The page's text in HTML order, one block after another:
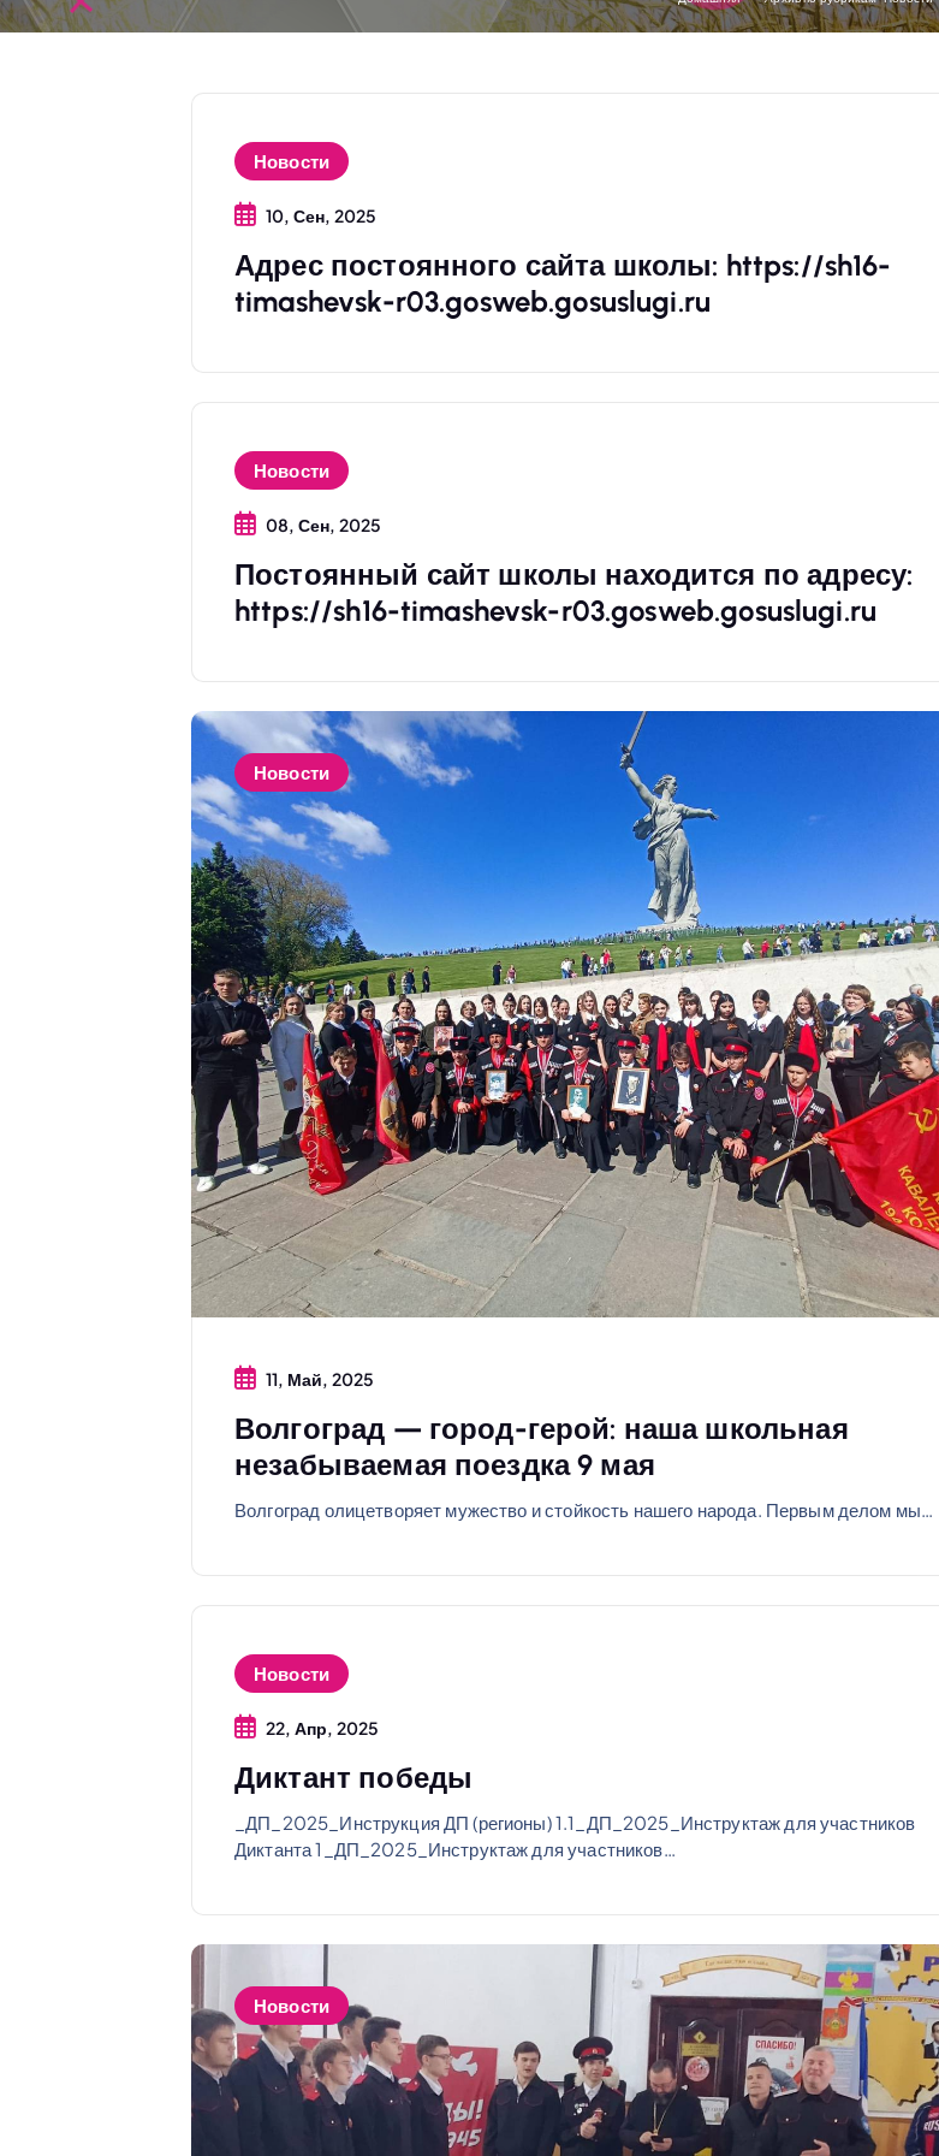
Новости
10, Сен, 2025
Адрес постоянного сайта школы: https://sh16-
timashevsk-r03.gosweb.gosuslugi.ru
Новости
08, Сен, 2025
Постоянный сайт школы находится по адресу:
https://sh16-timashevsk-r03.gosweb.gosuslugi.ru
Новости
11, Май, 2025
Волгоград — город-герой: наша школьная
незабываемая поездка 9 мая
Волгоград олицетворяет мужество и стойкость нашего народа. Первым делом мы…
Новости
22, Апр, 2025
Диктант победы
_ДП_2025_Инструкция ДП (регионы) 1.1_ДП_2025_Инструктаж для участников
Диктанта 1_ДП_2025_Инструктаж для участников…
Новости